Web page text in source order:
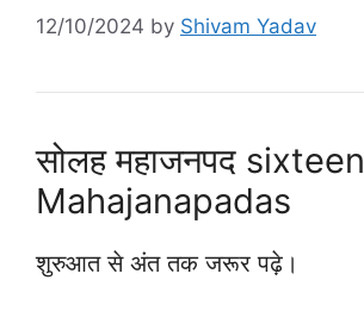
12/10/2024 by Shivam Yadav
सोलह महाजनपद sixteen
Mahajanapadas
शुरुआत से अंत तक जरूर पढ़े।